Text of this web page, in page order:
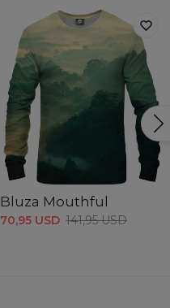
Bluza Mouthful
70,95 USD 141,95 USD